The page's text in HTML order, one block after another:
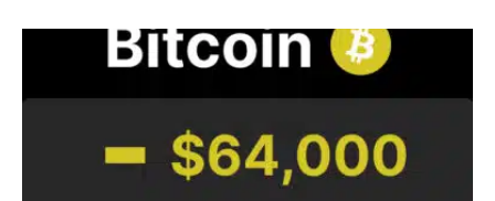
Bitcoin stagne à 64 000 dollars pendant que les